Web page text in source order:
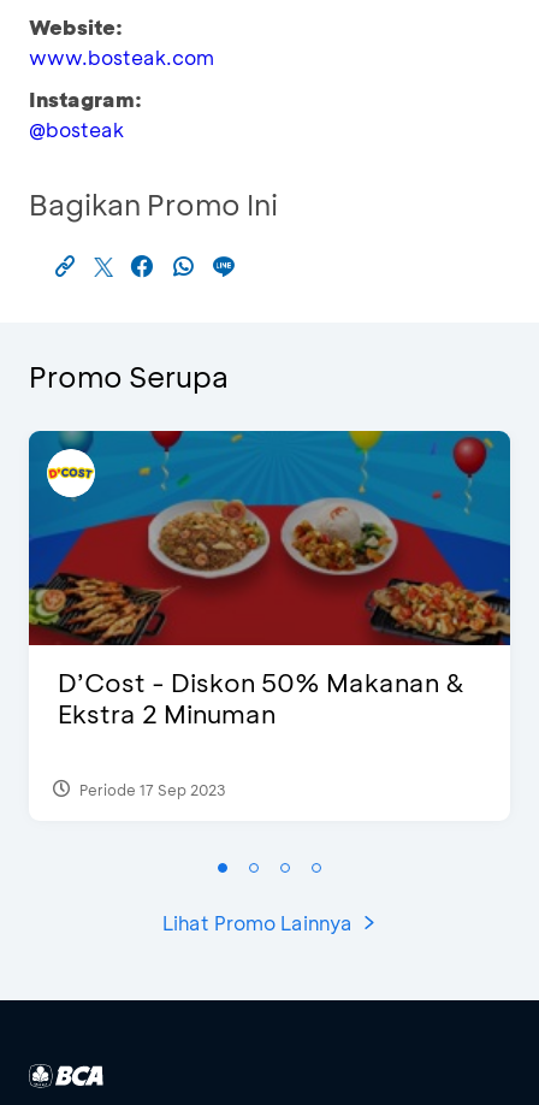
Website:
www.bosteak.com
Instagram:
@bosteak
Bagikan Promo Ini
Promo Serupa
D’Cost - Diskon 50% Makanan &
Ekstra 2 Minuman
Periode 17 Sep 2023
Lihat Promo Lainnya